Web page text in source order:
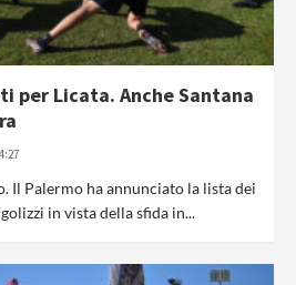
per Licata. Anche Santana
Il Palermo ha annunciato la lista dei
in vista della sfida in...